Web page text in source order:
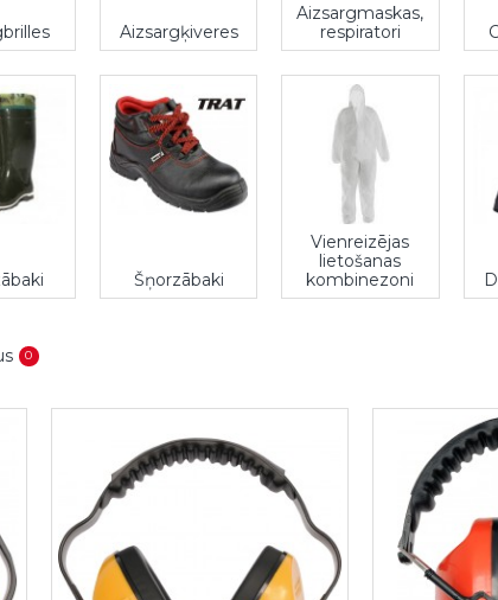
Aizsargķiveres
Aizsargmaskas,
respiratori
Šņorzābaki
Vienreizējas
lietošanas
kombinezoni
0